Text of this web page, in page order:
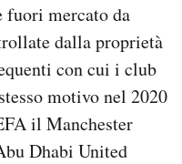
fuori mercato da
dalla proprietà
con cui i club
motivo nel 2020
il Manchester
Dhabi United